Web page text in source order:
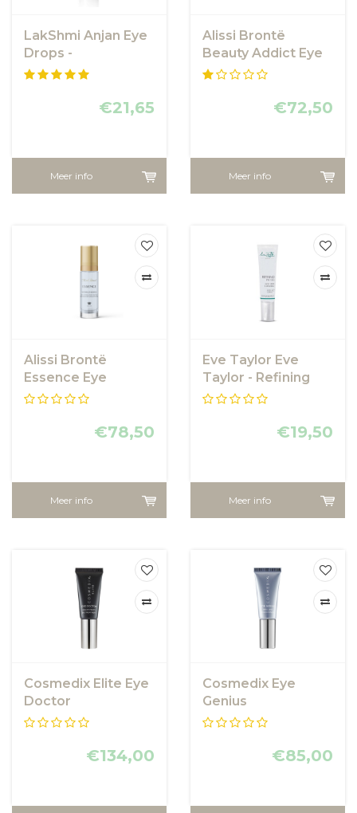
LakShmi Anjan Eye
Drops -
Oogdruppels
€21,65
Meer info
Alissi Brontë
Beauty Addict Eye
Contour Crème 15
€72,50
Meer info
Alissi Brontë
Essence Eye
Contour Cream 30
€78,50
Meer info
Eve Taylor Eve
Taylor - Refining
Eye Gel
€19,50
Meer info
Cosmedix Elite Eye
Doctor
€134,00
Cosmedix Eye
Genius
€85,00